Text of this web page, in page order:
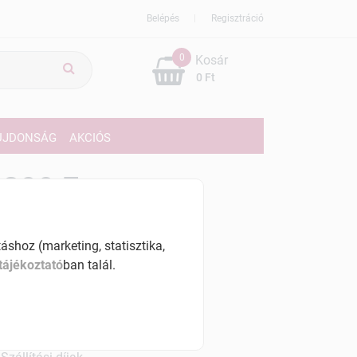
Regisztráció
Belépés
0
0 Ft
Kosár
AKCIÓS
Ft
(marketing, statisztika,
ban talál.